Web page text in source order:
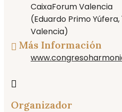
CaixaForum Valencia
(Eduardo Primo Yúfera,
Valencia)
Más Información
Organizador